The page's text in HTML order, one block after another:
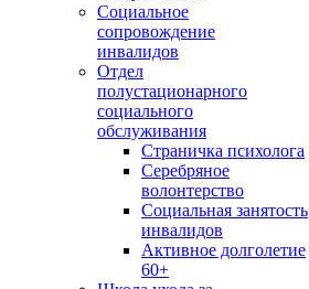
Социальное
сопровождение
инвалидов
Отдел
полустационарного
социального
обслуживания
Страничка психолога
Серебряное
волонтерство
Социальная занятость
инвалидов
Активное долголетие
60+